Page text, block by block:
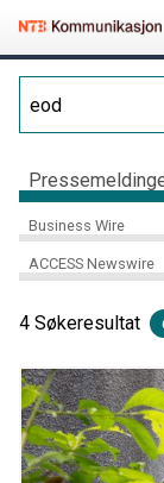
Business Wire
ACCESS Newswire
4 Søkeresultat